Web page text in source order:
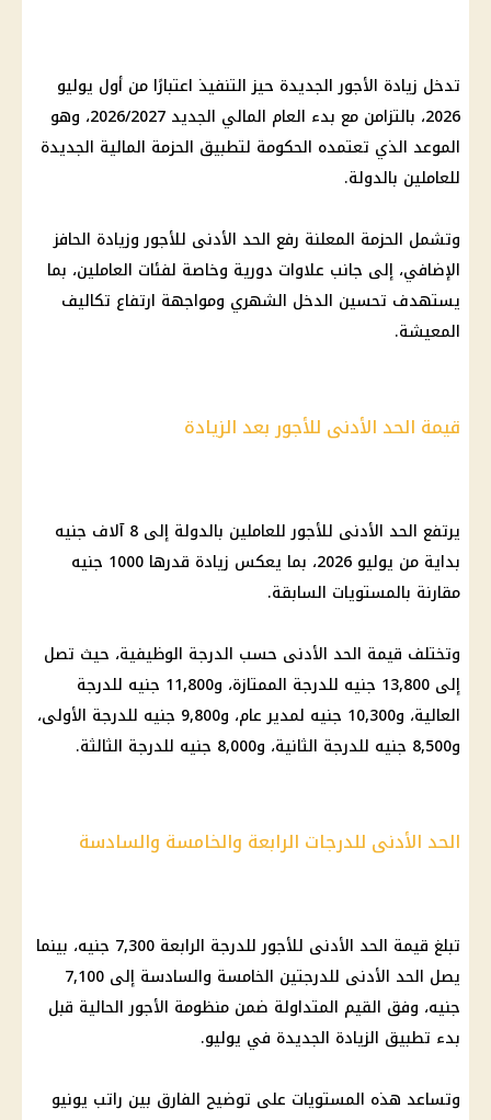
تدخل زيادة الأجورالجديدة حيز التنفيذ اعتبارًا من أول يوليو
2026، بالتزامن مع بدء
العام المالي الجديد
2026/2027، وهو
الموعد الذي تعتمده الحكومة لتطبيق الحزمة المالية الجديدة
للعاملين بالدولة.
وتشمل الحزمة المعلنة رفع الحد الأدنى للأجوروزيادة الحافز
الإضافي، إلى جانب علاوات دورية وخاصة لفئات العاملين، بما
يستهدف تحسين الدخل الشهري ومواجهة ارتفاع تكاليف
المعيشة.
قيمة الحد الأدنى للأجور بعد الزيادة
يرتفع الحد الأدنى للأجور
للعاملين بالدولة إلى 8 آلاف جنيه
بداية من يوليو 2026، بما يعكس زيادة قدرها 1000 جنيه
مقارنة بالمستويات السابقة.
وتختلف قيمة الحد الأدنى حسب الدرجة الوظيفية، حيث تصل
إلى 13,800 جنيه للدرجة الممتازة، و11,800 جنيه للدرجة
العالية، و10,300 جنيه لمدير عام، و9,800 جنيه للدرجة الأولى،
و8,500 جنيه للدرجة الثانية، و8,000 جنيه للدرجة الثالثة.
الحد الأدنى للدرجات الرابعة والخامسة والسادسة
تبلغ قيمة الحد الأدنى للأجور
للدرجة الرابعة 7,300 جنيه، بينما
يصل الحد الأدنى للدرجتين الخامسة والسادسة إلى 7,100
جنيه، وفق القيم المتداولة ضمن منظومة الأجورالحالية قبل
بدء تطبيق الزيادة الجديدة في يوليو.
وتساعد هذه المستويات على توضيح الفارق بين راتب يونيو